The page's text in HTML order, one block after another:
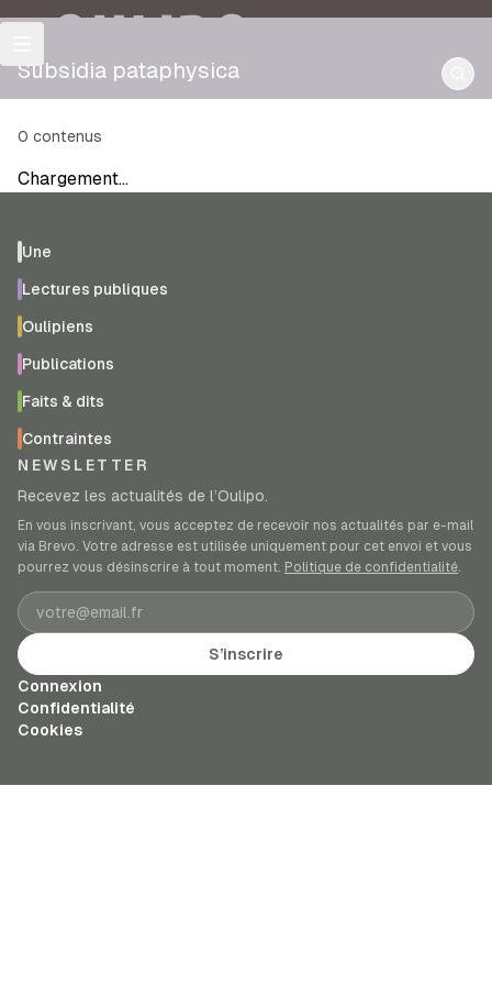
OULIPO
Subsidia pataphysica
0 contenus
Chargement…
Une
Lectures publiques
Oulipiens
Publications
Faits & dits
Contraintes
NEWSLETTER
Recevez les actualités de l’Oulipo.
En vous inscrivant, vous acceptez de recevoir nos actualités par e-mail
via Brevo. Votre adresse est utilisée uniquement pour cet envoi et vous
pourrez vous désinscrire à tout moment. Politique de confidentialité.
Adresse e-mail
S’inscrire
Connexion
Confidentialité
Cookies